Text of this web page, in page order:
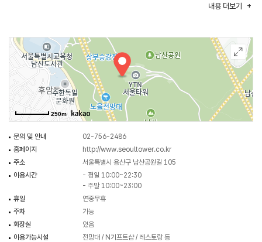
전 지역에서 바라보이는 탑의 높이와 독특한 구조, 형태 등으로 인하여 시민의
위치를 확고히 하고 있다. 최근에는 한류 바람을 몰고 온 각종 예능, 드라마의
촬영지로 이름이 높아지면서 내외국인 관광객들이 발길이 끊이지 않는 곳이다.
내용 더보기
250m
문의 및 안내
02-756-2486
홈페이지
http://www.seoultower.co.kr
주소
서울특별시 용산구 남산공원길 105
이용시간
- 평일 10:00~22:30
- 주말 10:00~23:00
휴일
연중무휴
주차
가능
화장실
있음
이용가능시설
전망대 / N기프트샵 / 레스토랑 등